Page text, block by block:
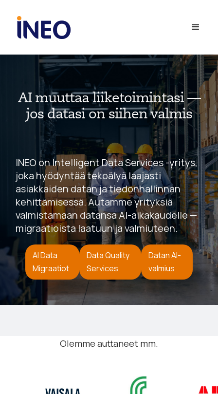
AI muuttaa liiketoimintasi —
jos datasi on siihen valmis
INEO on Intelligent Data Services -yritys,
joka hyödyntää tekoälyä laajasti
asiakkaiden datan ja tiedonhallinnan
kehittämisessä. Autamme yrityksiä
valmistamaan datansa AI-aikakaudelle —
migraatioista laatuun ja valmiuteen.
AI Data
Migraatiot
Data Quality
Services
Datan AI-
valmius
Olemme auttaneet mm.